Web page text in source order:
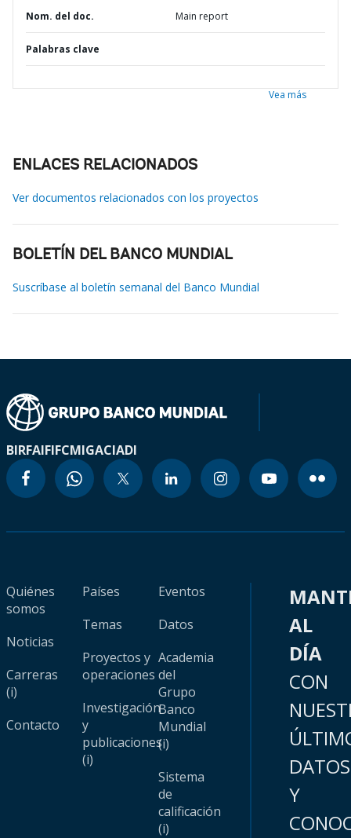
Nom. del doc. Main report
Palabras clave
Vea más
ENLACES RELACIONADOS
Ver documentos relacionados con los proyectos
BOLETÍN DEL BANCO MUNDIAL
Suscríbase al boletín semanal del Banco Mundial
BIRFAIFIFCMIGACIADI
Quiénes
somos
Noticias
Carreras
(i)
Contacto
Países
Temas
Proyectos y
operaciones
Investigación
y
publicaciones
(i)
Eventos
Datos
Academia
del
Grupo
Banco
Mundial
(i)
Sistema
de
calificación
(i)
AL
DÍA
CON
DATOS
Y